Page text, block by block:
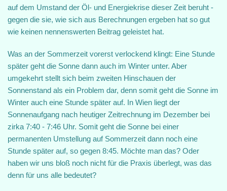
auf dem Umstand der Öl- und Energiekrise dieser Zeit beruht -
gegen die sie, wie sich aus Berechnungen ergeben hat so gut
wie keinen nennenswerten Beitrag geleistet hat.
Was an der Sommerzeit vorerst verlockend klingt: Eine Stunde
später geht die Sonne dann auch im Winter unter. Aber
umgekehrt stellt sich beim zweiten Hinschauen der
Sonnenstand als ein Problem dar, denn somit geht die Sonne im
Winter auch eine Stunde später auf. In Wien liegt der
Sonnenaufgang nach heutiger Zeitrechnung im Dezember bei
zirka 7:40 - 7:46 Uhr. Somit geht die Sonne bei einer
permanenten Umstellung auf Sommerzeit dann noch eine
Stunde später auf, so gegen 8:45. Möchte man das? Oder
haben wir uns bloß noch nicht für die Praxis überlegt, was das
denn für uns alle bedeutet?